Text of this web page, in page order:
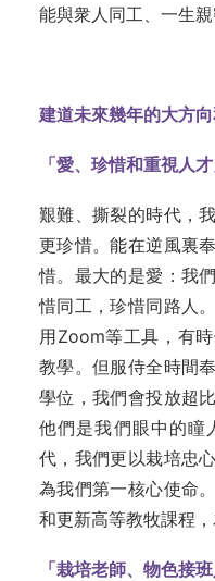
能與衆人同工、一生親
建道未來幾年的大方
「愛、珍惜和重視人
艱難、撕裂的時代，
更珍惜。能在逆風裏
惜。最大的是愛：我
惜同工，珍惜同路人
用Zoom等工具，有
教學。但服侍全時間
學位，我們會投放超
他們是我們眼中的瞳
代，我們更以栽培忠
為我們第一核心使命
和更新高等教牧課程
「栽培老師、物色接